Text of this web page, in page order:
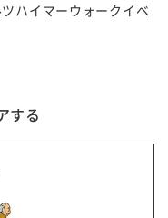
ハイマーウォークイベ
する